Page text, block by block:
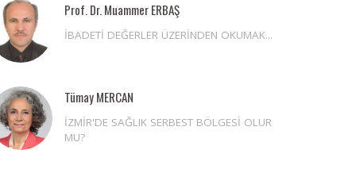
Prof. Dr. Muammer ERBAŞ
İBADETİ DEĞERLER ÜZERİNDEN OKUMAK...
Tümay MERCAN
İZMİR'DE SAĞLIK SERBEST BÖLGESİ OLUR
MU?